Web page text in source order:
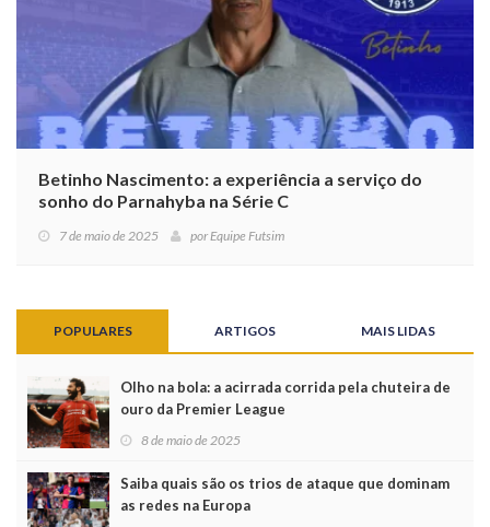
Betinho Nascimento: a experiência a serviço do
sonho do Parnahyba na Série C
7 de maio de 2025 porEquipe Futsim
POPULARES ARTIGOS MAIS LIDAS
Olho na bola: a acirrada corrida pela chuteira de
ouro da Premier League
8 de maio de 2025
Saiba quais são os trios de ataque que dominam
as redes na Europa